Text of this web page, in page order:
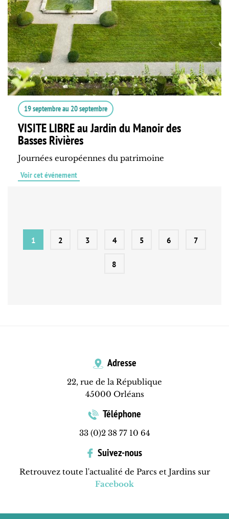
19 septembreau 20 septembre
VISITE LIBRE au Jardin du Manoir des
Basses Rivières
Journées européennes du patrimoine
Voir cet événement
1 2 3 4 5 6 7
8
Adresse
22, rue de la République
45000 Orléans
Téléphone
33 (0)2 38 77 10 64
Suivez-nous
Retrouvez toute l'actualité de Parcs et Jardins sur
Facebook